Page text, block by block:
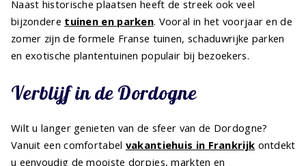
Naast historische plaatsen heeft de streek ook veel
bijzondere tuinen en parken. Vooral in het voorjaar en de
zomer zijn de formele Franse tuinen, schaduwrijke parken
en exotische plantentuinen populair bij bezoekers.
Verblijf in de Dordogne
Wilt u langer genieten van de sfeer van de Dordogne?
Vanuit een comfortabel vakantiehuis in Frankrijk ontdekt
u eenvoudig de mooiste dorpjes, markten en